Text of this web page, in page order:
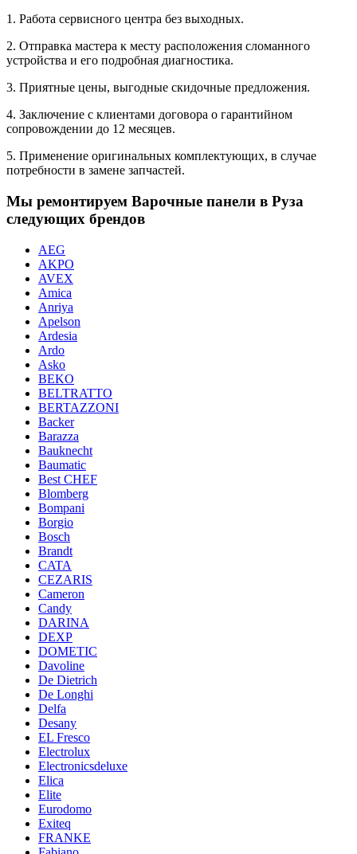
1. Работа сервисного центра без выходных.
2. Отправка мастера к месту расположения сломанного
устройства и его подробная диагностика.
3. Приятные цены, выгодные скидочные предложения.
4. Заключение с клиентами договора о гарантийном
сопровождении до 12 месяцев.
5. Применение оригинальных комплектующих, в случае
потребности в замене запчастей.
Мы ремонтируем Варочные панели в Руза
следующих брендов
AEG
AKPO
AVEX
Amica
Anriya
Apelson
Ardesia
Ardo
Asko
BEKO
BELTRATTO
BERTAZZONI
Backer
Barazza
Bauknecht
Baumatic
Best CHEF
Blomberg
Bompani
Borgio
Bosch
Brandt
CATA
CEZARIS
Cameron
Candy
DARINA
DEXP
DOMETIC
Davoline
De Dietrich
De Longhi
Delfa
Desany
EL Fresco
Electrolux
Electronicsdeluxe
Elica
Elite
Eurodomo
Exiteq
FRANKE